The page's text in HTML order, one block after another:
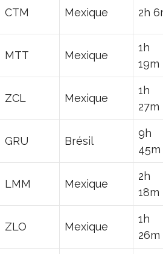
CTM Mexique 2h
MTT Mexique
1h
19m
ZCL Mexique
1h
27m
GRU Brésil
9h
45m
LMM Mexique
2h
18m
ZLO Mexique
1h
26m